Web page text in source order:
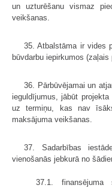
un uzturēšanu vismaz
veikšanas.
35. Atbalstāma ir vides
būvdarbu iepirkumos (zaļais
36. Pārbūvējamai un
ieguldījumus, jābūt
uz termiņu, kas nav
maksājuma veikšanas.
37. Sadarbības
vienošanās jebkurā no
37.1. finansējuma